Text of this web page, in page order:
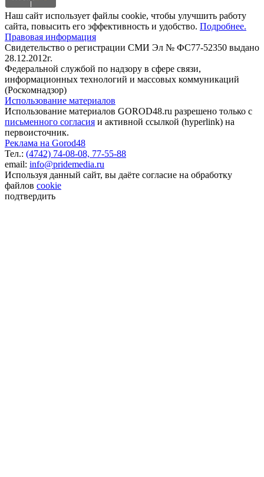
Наш сайт использует файлы cookie, чтобы улучшить работу
сайта, повысить его эффективность и удобство. Подробнее.
Правовая информация
Свидетельство о регистрации СМИ Эл № ФС77-52350 выдано
28.12.2012г.
Федеральной службой по надзору в сфере связи,
информационных технологий и массовых коммуникаций
(Роскомнадзор)
Использование материалов
Использование материалов GOROD48.ru разрешено только с
письменного согласия и активной ссылкой (hyperlink) на
первоисточник.
Реклама на Gorod48
Тел.: (4742) 74-08-08, 77-55-88
email: info@pridemedia.ru
Используя данный сайт, вы даёте согласие на обработку
файлов cookie
подтвердить